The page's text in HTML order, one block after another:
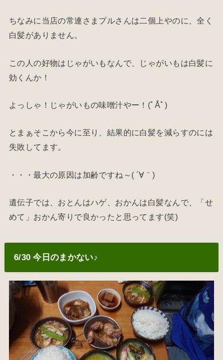
ちなみに当店の常連さまプルさんは二個上やのに、全く
白髪がありません。
この人の好物はじゃがいもなんで、じゃがいもは白髪に
効くんか！
よっしゃ！じゃがいもの味噌汁やー！(ﾟÅﾟ)
とまぁそこから今に至り、結果的に白髪を減らすのには
失敗してます。
・・・最大の原因は加齢ですね～( ´∀｀)
遺伝子では、おとんはハゲ、おかんは白髪なんで、「せ
めて」おかん寄りで良かったと思ってます(笑)
6/30 今日のまかない♪